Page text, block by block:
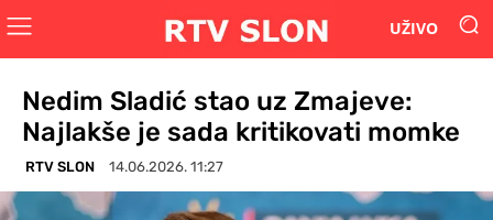
UŽIVO
Nedim Sladić stao uz Zmajeve:
Najlakše je sada kritikovati momke
RTV SLON 14.06.2026. 11:27